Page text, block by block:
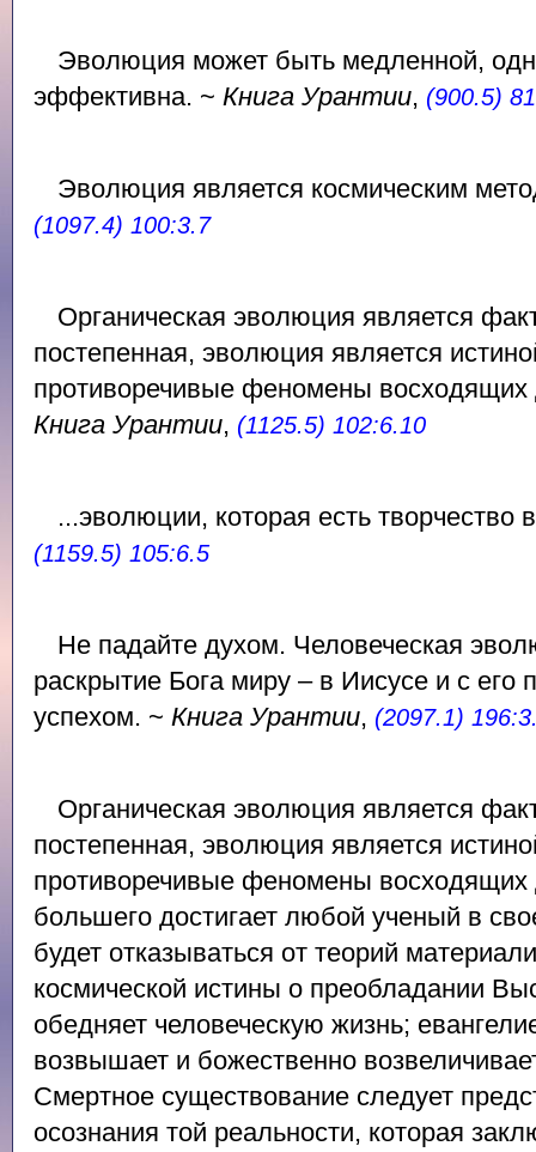
Эволюция может быть медленной,
эффективна. ~ Книга Урантии, (900.5)
Эволюция является космическим
(1097.4) 100:3.7
Органическая эволюция является
постепенная, эволюция является
противоречивые феномены
Книга Урантии, (1125.5) 102:6.10
...эволюции, которая есть творчество
(1159.5) 105:6.5
Не падайте духом. Человеческая
раскрытие Бога миру – в Иисусе и с его
успехом. ~ Книга Урантии, (2097.1)
Органическая эволюция является
постепенная, эволюция является
противоречивые феномены
большего достигает любой ученый в
будет отказываться от теорий
космической истины о преобладании
обедняет человеческую жизнь;
возвышает и божественно
Смертное существование следует
осознания той реальности, которая